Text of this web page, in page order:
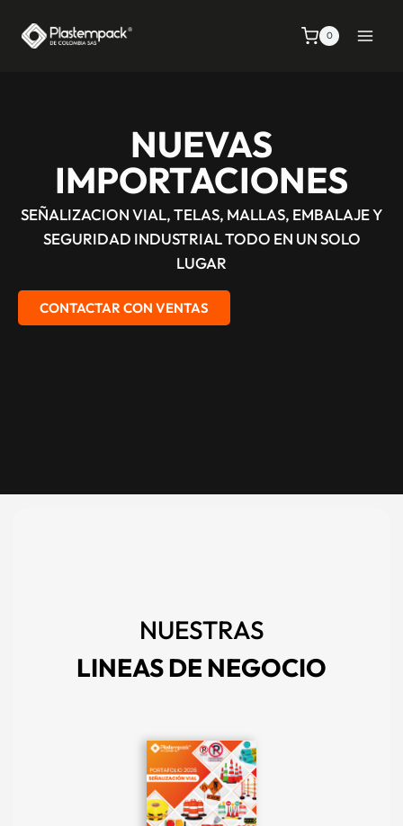
0
NUEVAS
IMPORTACIONES
SEÑALIZACION VIAL, TELAS, MALLAS, EMBALAJE Y
SEGURIDAD INDUSTRIAL TODO EN UN SOLO
LUGAR
CONTACTAR CON VENTAS
NUESTRAS
LINEAS DE NEGOCIO